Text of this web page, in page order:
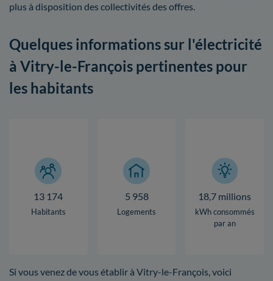
plus à disposition des collectivités des offres.
Quelques informations sur l'électricité
à Vitry-le-François pertinentes pour
les habitants
13 174
Habitants
5 958
Logements
18,7 millions
kWh consommés
par an
Si vous venez de vous établir à Vitry-le-François, voici